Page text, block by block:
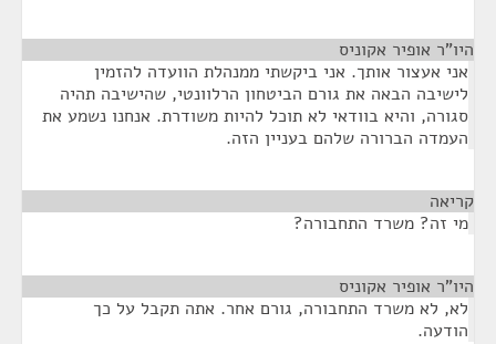
היו"ר אופיר אקוניס
אני אעצור אותך. אני ביקשתי ממנהלת הוועדה להזמין
לישיבה הבאה את גורם הביטחון הרלוונטי, שהישיבה תהיה
סגורה, והיא בוודאי לא תוכל להיות משודרת. אנחנו נשמע את
העמדה הברורה שלהם בעניין הזה.
קריאה
מי זה? משרד התחבורה?
היו"ר אופיר אקוניס
לא, לא משרד התחבורה, גורם אחר. אתה תקבל על כך
הודעה.